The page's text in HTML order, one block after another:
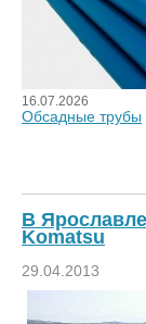
16.07.2026
Обсадные трубы
В
Komatsu
29.04.2013